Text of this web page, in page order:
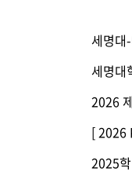
세명대
세명대
2026
[ 2026
2025